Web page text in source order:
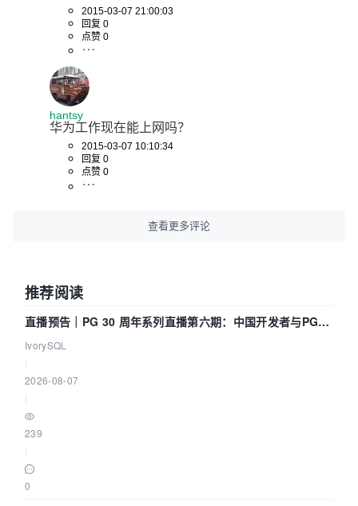
2015-03-07 21:00:03
回复 0
点赞 0
hantsy
华为工作现在能上网吗？
2015-03-07 10:10:34
回复 0
点赞 0
查看更多评论
推荐阅读
直播预告｜PG 30 周年系列直播第六期：中国开发者与PG内
核——我们改得动吗？我们贡献了什么？
IvorySQL
2026-08-07
239
0